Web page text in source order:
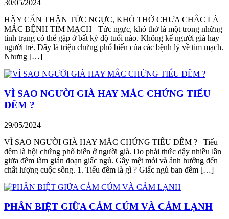
30/05/2024
HÃY CẨN THẬN TỨC NGỰC, KHÓ THỞ CHƯA CHẮC LÀ
MẮC BỆNH TIM MẠCH Tức ngực, khó thở là một trong những
tình trạng có thể gặp ở bất kỳ độ tuổi nào. Không kể người già hay
người trẻ. Đây là triệu chứng phổ biến của các bệnh lý về tim mạch.
Nhưng […]
VÌ SAO NGƯỜI GIÀ HAY MẮC CHỨNG TIỂU
ĐÊM ?
29/05/2024
VÌ SAO NGƯỜI GIÀ HAY MẮC CHỨNG TIỂU ĐÊM ? Tiểu
đêm là hội chứng phổ biến ở người già. Do phải thức dậy nhiều lần
giữa đêm làm gián đoạn giấc ngủ. Gây mệt mỏi và ảnh hưởng đến
chất lượng cuộc sống. 1. Tiểu đêm là gì ? Giấc ngủ ban đêm […]
PHÂN BIỆT GIỮA CẢM CÚM VÀ CẢM LẠNH